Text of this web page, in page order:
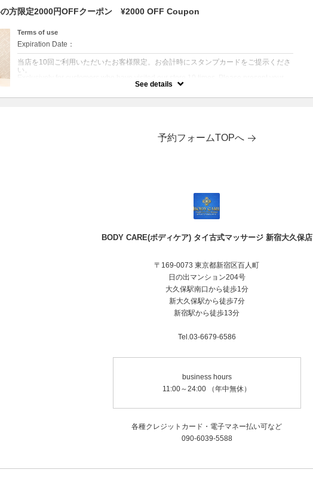
combined with other coupons)
クーポンについて
100分以上の全コースを１，０００円割引いたします！ 期間限定の特別キャンペーン
をこの機会にぜひご利用下さい！ Get ¥1,000 off all courses over 100 minutes! Take
advantage of this limited-time special campaign!
の方限定2000円OFFクーポン ¥2000 OFF Coupon
Terms of use
Expiration Date：
当店を10回ご利用いただいたお客様限定。お会計時にスタンプカードをご提示くださ
い。
See details
予約フォームTOPへ
BODY CARE(ボディケア) タイ古式マッサージ 新宿大久保店
〒169-0073 東京都新宿区百人町
日の出マンション204号
大久保駅南口から徒歩1分
新大久保駅から徒歩7分
新宿駅から徒歩13分
Tel.03-6679-6586
business hours
11:00～24:00 （年中無休）
各種クレジットカード・電子マネー払い可など
090-6039-5588